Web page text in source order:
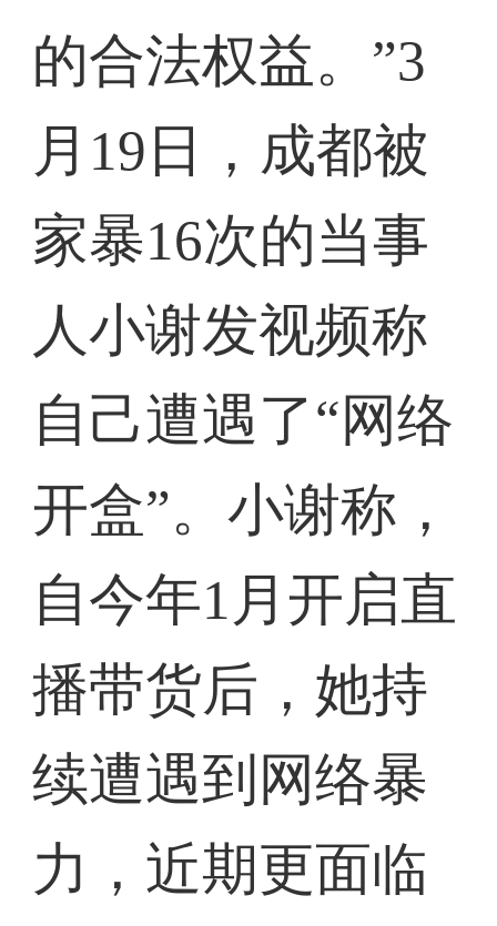
的合法权益。”3
月19日，成都被
家暴16次的当事
人小谢发视频称
自己遭遇了“网络
开盒”。小谢称，
自今年1月开启直
播带货后，她持
续遭遇到网络暴
力，近期更面临